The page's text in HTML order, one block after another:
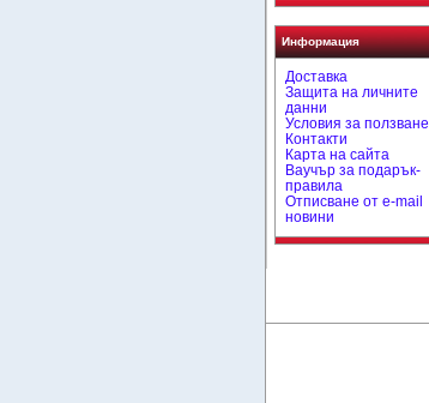
Информация
Доставка
Защита на личните
данни
Условия за ползване
Контакти
Карта на сайта
Ваучър за подарък-
правила
Отписване от e-mail
новини